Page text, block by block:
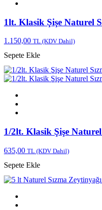
1lt. Klasik Şişe Naturel
1.150,00 TL (KDV Dahil)
Sepete Ekle
1/2lt. Klasik Şişe Naturel
635,00 TL (KDV Dahil)
Sepete Ekle